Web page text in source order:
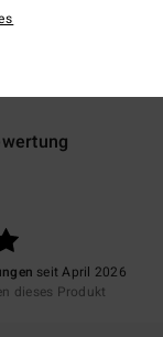
seit April 2026
dieses Produkt